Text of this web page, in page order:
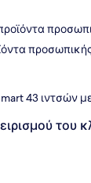
43 ιντσών
του